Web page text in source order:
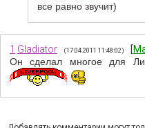
все равно звучит)
1 Gladiator (17.04.2011 11:48:02) [
Он сделал многое для